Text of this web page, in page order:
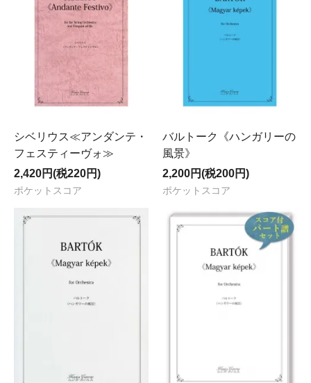
シベリウス≪アンダンテ・
フェスティーヴォ≫
2,420円(税220円)
ポケットスコア
バルトーク《ハンガリーの
風景》
2,200円(税200円)
ポケットスコア